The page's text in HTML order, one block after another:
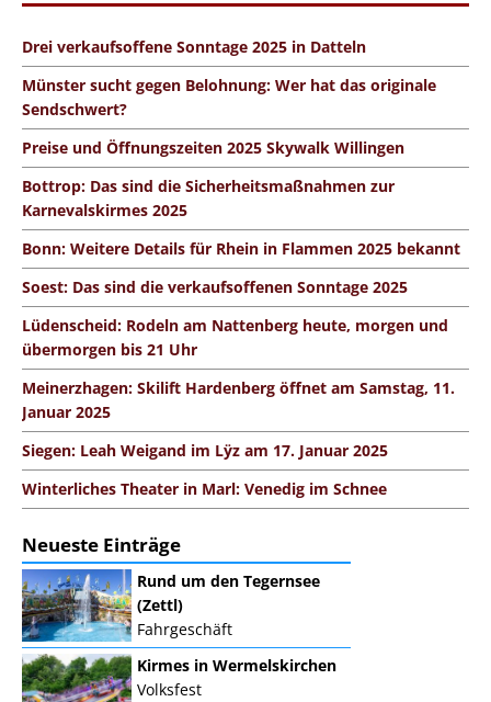
Drei verkaufsoffene Sonntage 2025 in Datteln
Münster sucht gegen Belohnung: Wer hat das originale
Sendschwert?
Preise und Öffnungszeiten 2025 Skywalk Willingen
Bottrop: Das sind die Sicherheitsmaßnahmen zur
Karnevalskirmes 2025
Bonn: Weitere Details für Rhein in Flammen 2025 bekannt
Soest: Das sind die verkaufsoffenen Sonntage 2025
Lüdenscheid: Rodeln am Nattenberg heute, morgen und
übermorgen bis 21 Uhr
Meinerzhagen: Skilift Hardenberg öffnet am Samstag, 11.
Januar 2025
Siegen: Leah Weigand im Lÿz am 17. Januar 2025
Winterliches Theater in Marl: Venedig im Schnee
Neueste Einträge
Rund um den Tegernsee
(Zettl)
Fahrgeschäft
Kirmes in Wermelskirchen
Volksfest